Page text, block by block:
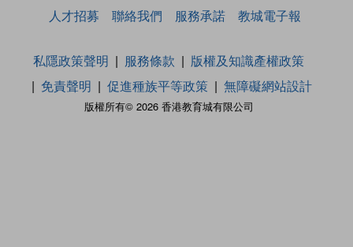
人才招募
聯絡我們 服務承諾 教城電子報
版權所有© 2026 香港教育城有限公司
私隱政策聲明 服務條款
版權及知識產權政策
免責聲明
促進種族平等政策 無障礙網站設計